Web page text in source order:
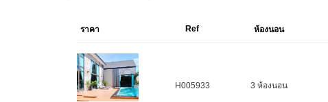
ราคา Ref ห้องนอน
H005933 3 ห้องนอน